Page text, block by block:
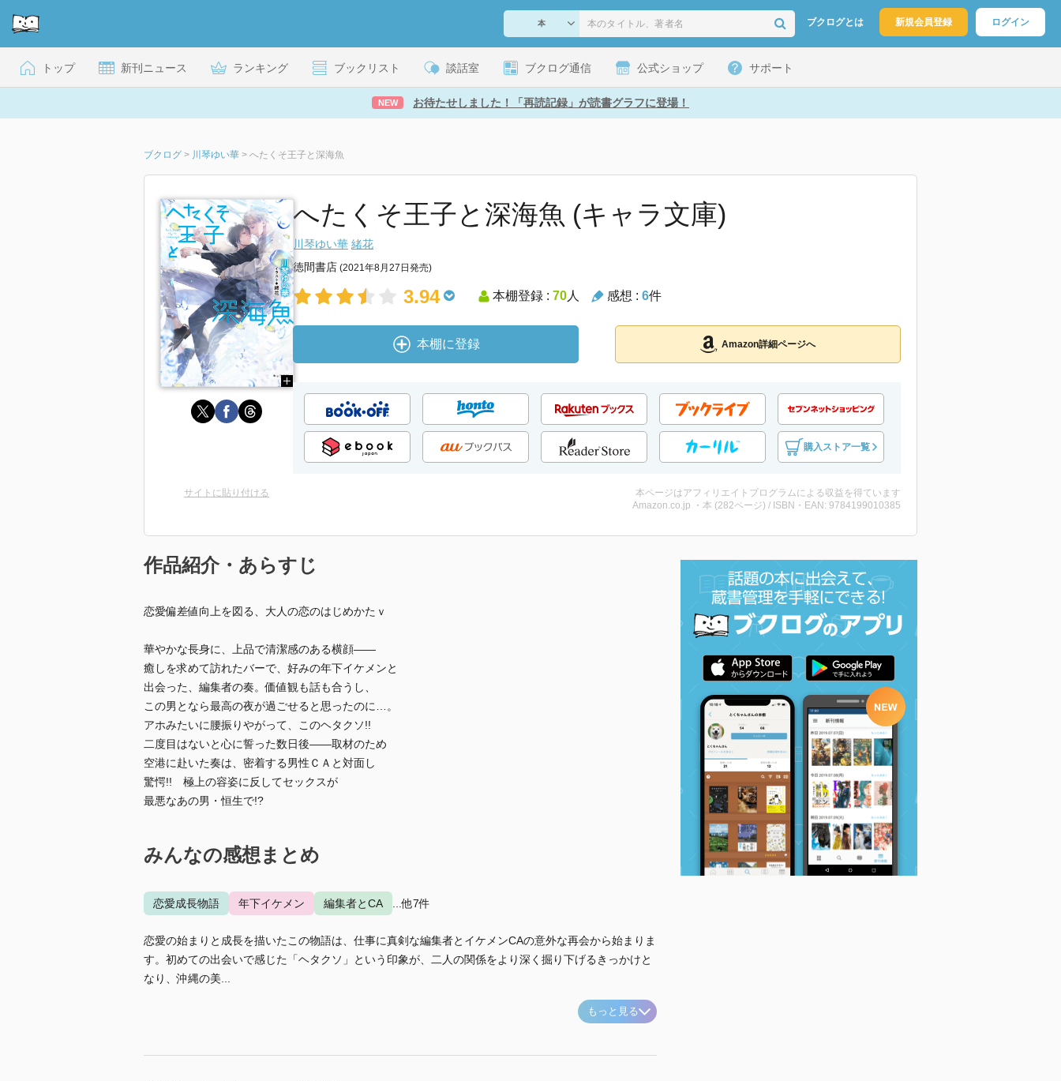
ブクログとは 新規会員登録 ログイン
トップ 新刊ニュース ランキング ブックリスト 談話室 ブクログ通信 公式ショップ サポート
NEW お待たせしました！「再読記録」が読書グラフに登場！
ブクログ > 川琴ゆい華 > へたくそ王子と深海魚
へたくそ王子と深海魚 (キャラ文庫)
川琴ゆい華 緒花
徳間書店 (2021年8月27日発売)
3.94 本棚登録 : 70人 感想 : 6件
本棚に登録 Amazon詳細ページへ
購入ストア一覧
サイトに貼り付ける
本ページはアフィリエイトプログラムによる収益を得ています
Amazon.co.jp ・本 (282ページ) / ISBN・EAN: 9784199010385
作品紹介・あらすじ
恋愛偏差値向上を図る、大人の恋のはじめかたｖ
華やかな長身に、上品で清潔感のある横顔――
癒しを求めて訪れたバーで、好みの年下イケメンと
出会った、編集者の奏。価値観も話も合うし、
この男となら最高の夜が過ごせると思ったのに…。
アホみたいに腰振りやがって、このヘタクソ!!
二度目はないと心に誓った数日後――取材のため
空港に赴いた奏は、密着する男性ＣＡと対面し
驚愕!! 極上の容姿に反してセックスが
最悪なあの男・恒生で!?
みんなの感想まとめ
恋愛成長物語 年下イケメン 編集者とCA ...他7件
恋愛の始まりと成長を描いたこの物語は、仕事に真剣な編集者とイケメンCAの意外な再会から始まりま
す。初めての出会いで感じた「ヘタクソ」という印象が、二人の関係をより深く掘り下げるきっかけと
なり、沖縄の美...
もっと見る